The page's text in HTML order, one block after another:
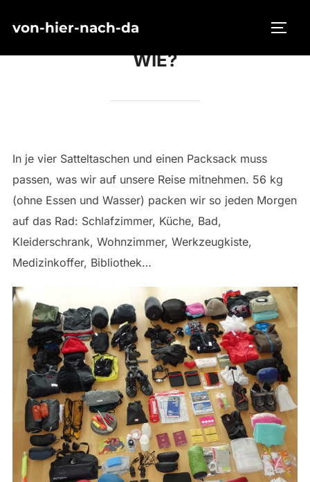
Inhaltvon-hier-nach-da
WIE?
In je vier Satteltaschen und einen Packsack muss
passen, was wir auf unsere Reise mitnehmen. 56 kg
(ohne Essen und Wasser) packen wir so jeden Morgen
auf das Rad: Schlafzimmer, Küche, Bad,
Kleiderschrank, Wohnzimmer, Werkzeugkiste,
Medizinkoffer, Bibliothek…